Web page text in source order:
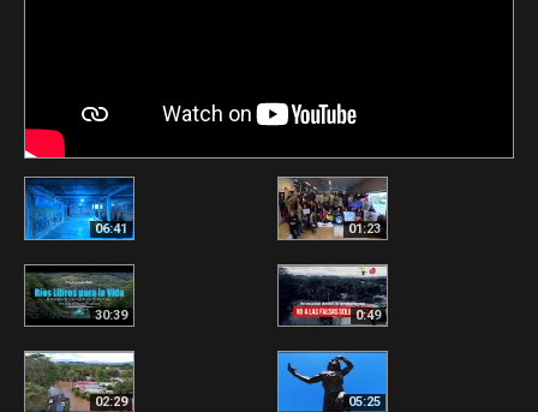
06:41 01:23
30:39 0:49
02:29 05:25